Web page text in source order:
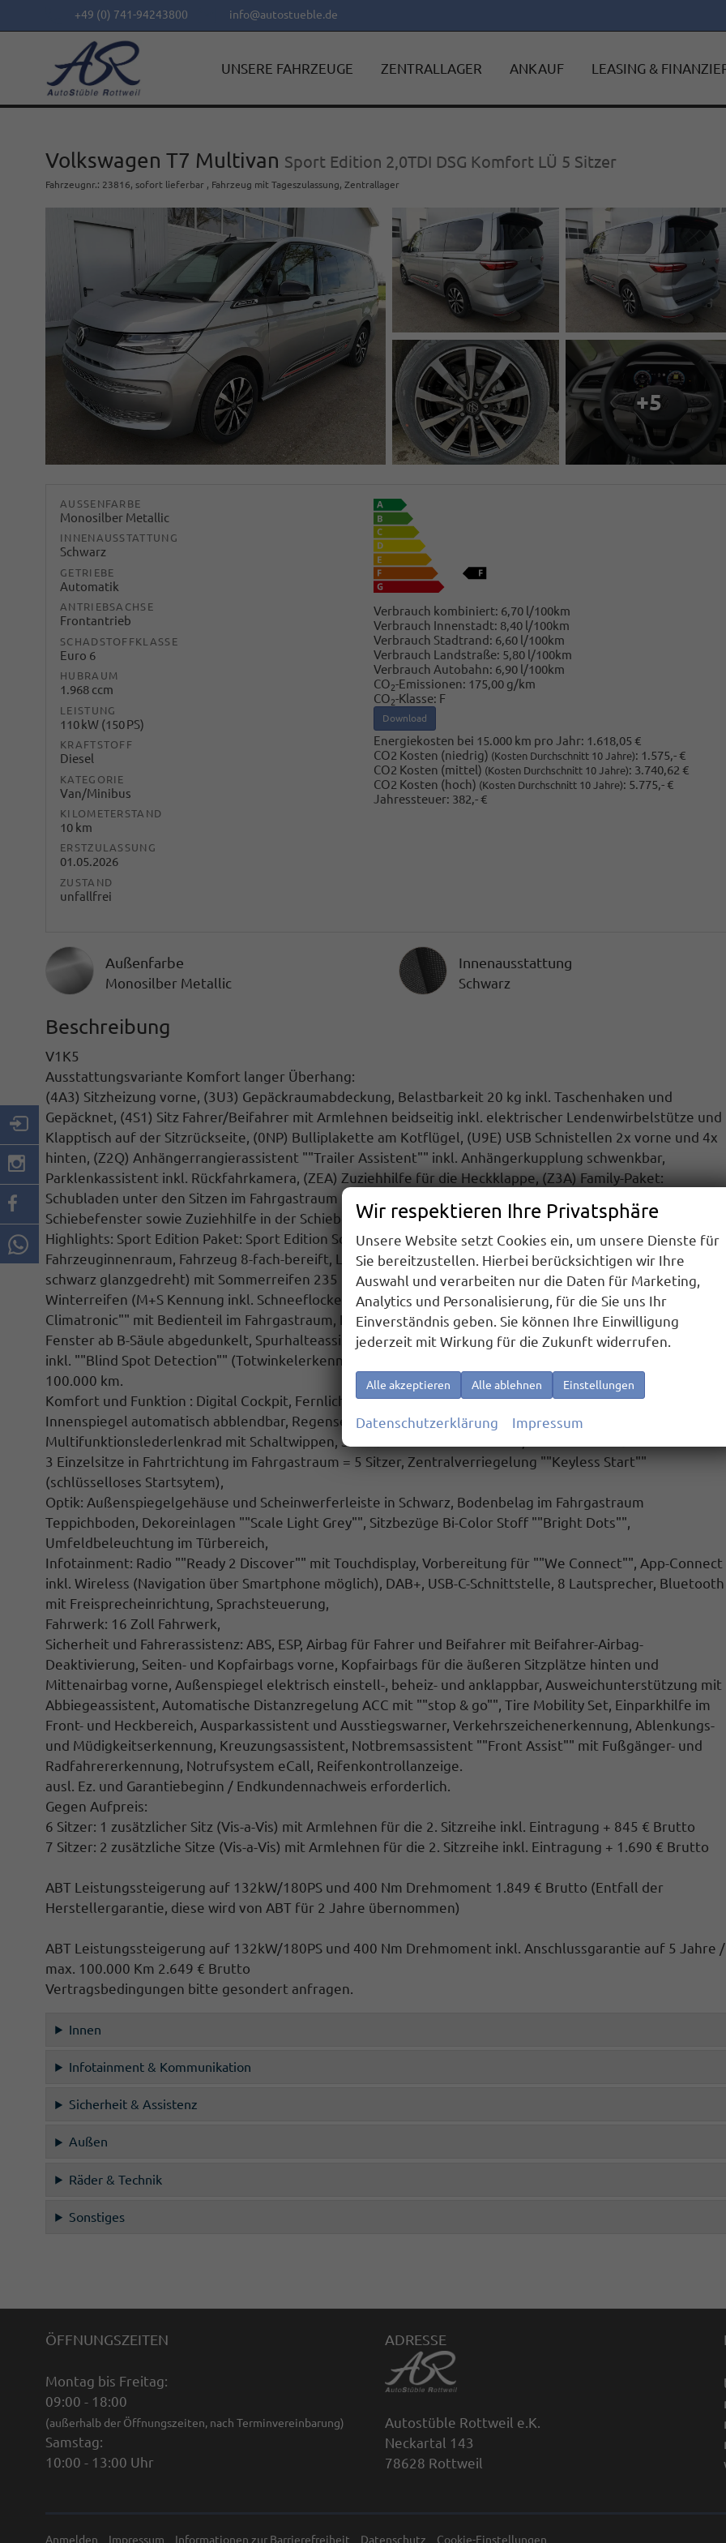
+49 (0) 741-94243800 info@autostueble.de
UNSERE FAHRZEUGE ZENTRALLAGER ANKAUF LEASING &
Volkswagen T7 Multivan Sport Edition 2,0TDI DSG Komfort LÜ 5 Sitzer
Fahrzeugnr.: 23816, sofort lieferbar , Fahrzeug mit Tageszulassung, Zentrallager
+5
AUSSENFARBE
Monosilber Metallic
INNENAUSSTATTUNG
Schwarz
GETRIEBE
Automatik
ANTRIEBSACHSE
Frontantrieb
SCHADSTOFFKLASSE
Euro 6
HUBRAUM
1.968 ccm
LEISTUNG
110 kW (150 PS)
KRAFTSTOFF
Diesel
KATEGORIE
Van/Minibus
KILOMETERSTAND
10 km
ERSTZULASSUNG
01.05.2026
ZUSTAND
unfallfrei
Verbrauch kombiniert: 6,70 l/100km
Verbrauch Innenstadt: 8,40 l/100km
Verbrauch Stadtrand: 6,60 l/100km
Verbrauch Landstraße: 5,80 l/100km
Verbrauch Autobahn: 6,90 l/100km
CO2-Emissionen: 175,00 g/km
CO2-Klasse: F
Download
Energiekosten bei 15.000 km pro Jahr: 1.618,05 €
CO2 Kosten (niedrig) (Kosten Durchschnitt 10 Jahre): 1.575,- €
CO2 Kosten (mittel) (Kosten Durchschnitt 10 Jahre): 3.740,62 €
CO2 Kosten (hoch) (Kosten Durchschnitt 10 Jahre): 5.775,- €
Jahressteuer: 382,- €
Außenfarbe
Monosilber Metallic
InnenausstattungInnenausstattung
Schwarz
Beschreibung
V1K5
Ausstattungsvariante Komfort langer Überhang:
(4A3) Sitzheizung vorne, (3U3) Gepäckraumabdeckung, Belastbarkeit 20 kg inkl. Taschenhaken und
Gepäcknet, (4S1) Sitz Fahrer/Beifahrer mit Armlehnen beidseitig inkl. elektrischer Lendenwirbelstütze und
Klapptisch auf der Sitzrückseite, (0NP) Bulliplakette am Kotflügel, (U9E) USB Schnistellen 2x vorne und 4x
hinten, (Z2Q) Anhängerrangierassistent ""Trailer Assistent"" inkl. Anhängerkupplung schwenkbar,
Parklenkassistent inkl. Rückfahrkamera , (ZEA) Zuziehhilfe für die Heckklappe, (Z3A) Family-Paket:
Schubladen unter den Sitzen im Fahrgastraum und 2 Abfallbehälter, Multifunktionstisch/Mittelkonsole,
Schiebefenster sowie Zuziehhilfe in der Schiebetüre links und rechts.
Highlights: Sport Edition Paket: Sport Edition Schriftzug an Fahrzeugseite, Fahrzeugheck und im
Fahrzeuginnenraum, Fahrzeug 8-fach-bereift, Leichtmetallräder 7,5J x 18 (Sport Edition Design TN28,
schwarz glanzgedreht) mit Sommerreifen 235 50 R18, Alufelgen 7Jx17 ""Dundrod"" schwarz mit
Winterreifen (M+S Kennung inkl. Schneeflocke / Allwetterreifen), 3-Zonen Klimaanlage ""Air Care
Climatronic"" mit Bedienteil im Fahrgastraum, IQ.Light - LED-Matrix-Scheinwerfer mit LED-Tagfahrlicht,
Fenster ab B-Säule abgedunkelt, Spurhalteassistent ""Lane Assist"", Spurwechselassistent ""Side Assist""
inkl. ""Blind Spot Detection"" (Totwinkelerkennung im Spiegel), Werksanschlussgarantie auf 5 Jahre / max.
100.000 km.
Komfort und Funktion : Digital Cockpit, Fernlichtregulierung ""Dynamic Light Assist"", LED-Rückleuchten,
Innenspiegel automatisch abblendbar, Regensensor, ""Coming Home"" und ""Leaving Home""-Funktion,
Multifunktionslederlenkrad mit Schaltwippen, Schiebtüren links und rechts, Höhenverstellbare
3 Einzelsitze in Fahrtrichtung im Fahrgastraum = 5 Sitzer, Zentralverriegelung ""Keyless Start""
(schlüsselloses Startsytem),
Optik: Außenspiegelgehäuse und Scheinwerferleiste in Schwarz, Bodenbelag im Fahrgastraum
Teppichboden, Dekoreinlagen ""Scale Light Grey"", Sitzbezüge Bi-Color Stoff ""Bright Dots"",
Umfeldbeleuchtung im Türbereich,
Infotainment: Radio ""Ready 2 Discover"" mit Touchdisplay, Vorbereitung für ""We Connect"", App-Connect
inkl. Wireless (Navigation über Smartphone möglich), DAB+, USB-C-Schnittstelle, 8 Lautsprecher, Bluetooth
mit Freisprecheinrichtung, Sprachsteuerung,
Fahrwerk: 16 Zoll Fahrwerk,
Sicherheit und Fahrerassistenz: ABS, ESP, Airbag für Fahrer und Beifahrer mit Beifahrer-Airbag-
Deaktivierung, Seiten- und Kopfairbags vorne, Kopfairbags für die äußeren Sitzplätze hinten und
Mittenairbag vorne, Außenspiegel elektrisch einstell-, beheiz- und anklappbar, Ausweichunterstützung mit
Abbiegeassistent, Automatische Distanzregelung ACC mit ""stop & go"", Tire Mobility Set, Einparkhilfe im
Front- und Heckbereich, Ausparkassistent und Ausstiegswarner, Verkehrszeichenerkennung, Ablenkungs-
und Müdigkeitserkennung, Kreuzungsassistent, Notbremsassistent ""Front Assist"" mit Fußgänger- und
Radfahrererkennung, Notrufsystem eCall, Reifenkontrollanzeige.
ausl. Ez. und Garantiebeginn / Endkundennachweis erforderlich.
Gegen Aufpreis:
6 Sitzer: 1 zusätzlicher Sitz (Vis-a-Vis) mit Armlehnen für die 2. Sitzreihe inkl. Eintragung + 845 € Brutto
7 Sitzer: 2 zusätzliche Sitze (Vis-a-Vis) mit Armlehnen für die 2. Sitzreihe inkl. Eintragung + 1.690 € Brutto
ABT Leistungssteigerung auf 132kW/180PS und 400 Nm Drehmoment 1.849 € Brutto (Entfall der
Herstellergarantie, diese wird von ABT für 2 Jahre übernommen)
ABT Leistungssteigerung auf 132kW/180PS und 400 Nm Drehmoment inkl. Anschlussgarantie auf 5 Jahre /
max. 100.000 Km 2.649 € Brutto
Vertragsbedingungen bitte gesondert anfragen.
Innen
Infotainment & Kommunikation
Sicherheit & Assistenz
Außen
Räder & Technik
Sonstiges
ÖFFNUNGSZEITEN
Montag bis Freitag:
09:00 - 18:00
(außerhalb der Öffnungszeiten, nach Terminvereinbarung)
Samstag:
10:00 - 13:00 Uhr
ADRESSE
Autostüble Rottweil e.K.
Neckartal 143
78628 Rottweil
Anmelden Impressum Informationen zur Barrierefreiheit Datenschutz Cookie-Einstellungen
Wir respektieren Ihre Privatsphäre
Unsere Website setzt Cookies ein, um unsere Dienste für
Sie bereitzustellen. Hierbei berücksichtigen wir Ihre
Auswahl und verarbeiten nur die Daten für Marketing,
Analytics und Personalisierung, für die Sie uns Ihr
Einverständnis geben. Sie können Ihre Einwilligung
jederzeit mit Wirkung für die Zukunft widerrufen.
Alle akzeptieren Alle ablehnen Einstellungen
Datenschutzerklärung Impressum